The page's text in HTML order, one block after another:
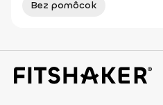
Bez pomôcok